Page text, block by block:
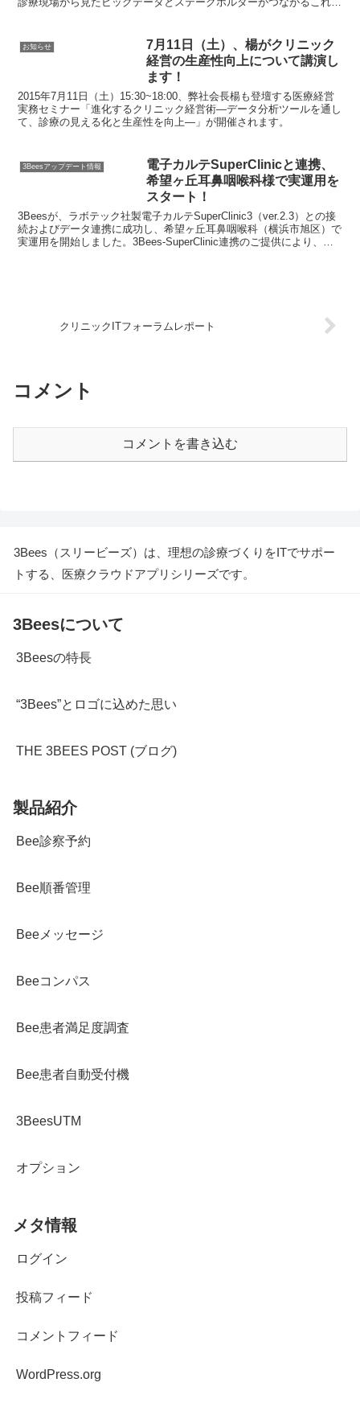
クの動機を伴いやすい、レセコン・電子カルテと連携したPMS（診
療業務支援システム）を起点とした電子化が、今後接続性の高いコネ
クティドなヘルスケアを実現する上で大きな鍵となることなどをお話
お知らせ
7月11日（土）、楊がクリニック
経営の生産性向上について講演し
ます！
2015年7月11日（土）15:30~18:00、弊社会長楊も登壇する医療経営
実務セミナー「進化するクリニック経営術―データ分析ツールを通し
て、診療の見える化と生産性を向上―」が開催されます。
3Beesアップデート情報
電子カルテSuperClinicと連携、
希望ヶ丘耳鼻咽喉科様で実運用を
スタート！
3Beesが、ラボテック社製電子カルテSuperClinic3（ver.2.3）との接
続およびデータ連携に成功し、希望ヶ丘耳鼻咽喉科（横浜市旭区）で
実運⽤を開始しました。3Bees-SuperClinic連携のご提供により、
クリニックITフォーラムレポート
コメント
コメントを書き込む
3Bees（スリービーズ）は、理想の診療づくりをITでサポー
トする、医療クラウドアプリシリーズです。
3Beesについて
3Beesの特長
“3Bees”とロゴに込めた思い
THE 3BEES POST (ブログ)
製品紹介
Bee診察予約
Bee順番管理
Beeメッセージ
Beeコンパス
Bee患者満足度調査
Bee患者自動受付機
3BeesUTM
オプション
メタ情報
ログイン
投稿フィード
コメントフィード
WordPress.org